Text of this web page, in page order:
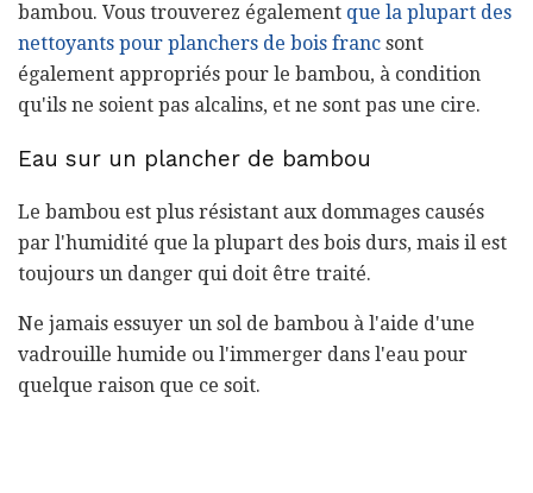
bambou. Vous trouverez également que la plupart des
nettoyants pour planchers de bois franc sont
également appropriés pour le bambou, à condition
qu'ils ne soient pas alcalins, et ne sont pas une cire.
Eau sur un plancher de bambou
Le bambou est plus résistant aux dommages causés
par l'humidité que la plupart des bois durs, mais il est
toujours un danger qui doit être traité.
Ne jamais essuyer un sol de bambou à l'aide d'une
vadrouille humide ou l'immerger dans l'eau pour
quelque raison que ce soit.